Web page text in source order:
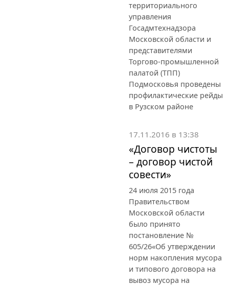
территориального
управления
Госадмтехнадзора
Московской области и
представителями
Торгово-промышленной
палатой (ТПП)
Подмосковья проведены
профилактические рейды
в Рузском районе
17.11.2016 в 13:38
«Договор чистоты
– договор чистой
совести»
24 июля 2015 года
Правительством
Московской области
было принято
постановление №
605/26«Об утверждении
норм накопления мусора
и типового договора на
вывоз мусора на